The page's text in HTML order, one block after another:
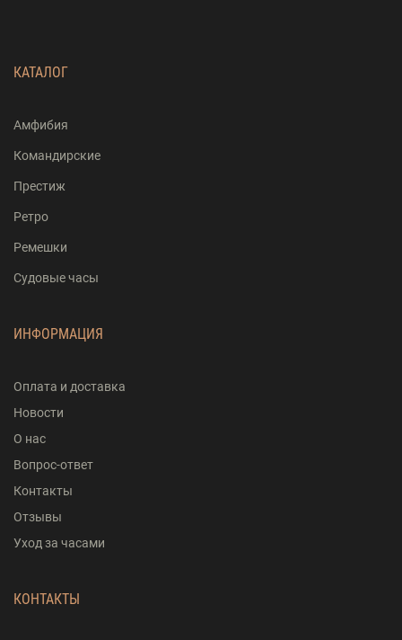
КАТАЛОГ
Амфибия
Командирские
Престиж
Ретро
Ремешки
Судовые часы
ИНФОРМАЦИЯ
Оплата и доставка
Новости
О нас
Вопрос-ответ
Контакты
Отзывы
Уход за часами
КОНТАКТЫ